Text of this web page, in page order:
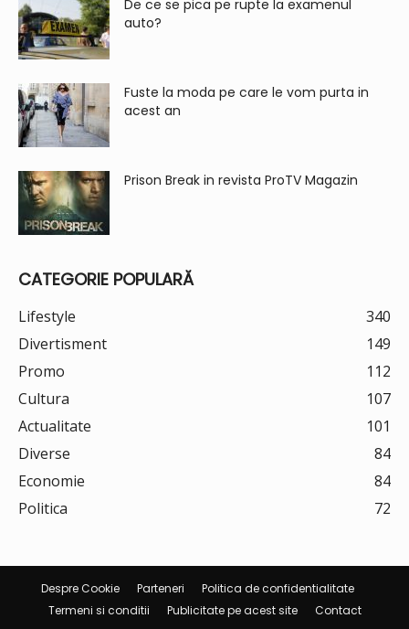
De ce se pica pe rupte la examenul
auto?
Fuste la moda pe care le vom purta in
acest an
Prison Break in revista ProTV Magazin
CATEGORIE POPULARĂ
Lifestyle
340
Divertisment
149
Promo
112
Cultura
107
Actualitate
101
Diverse
84
Economie
84
Politica
72
Despre Cookie Parteneri
Politica de confidentialitate
Termeni si conditii
Publicitate pe acest site Contact